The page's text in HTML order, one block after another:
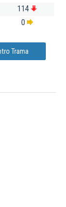
114
0
Trama